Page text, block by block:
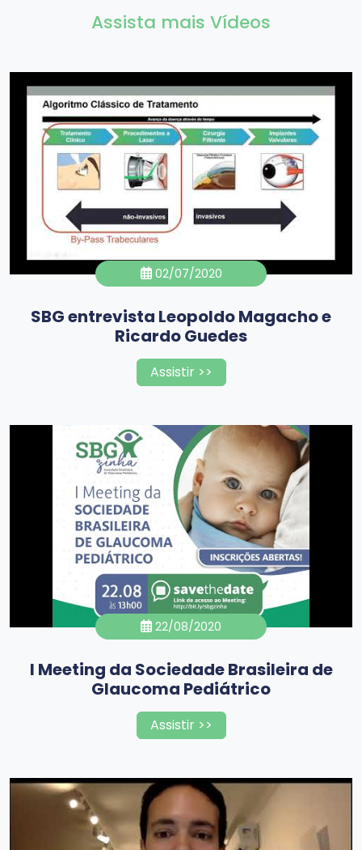
Assista mais Vídeos
02/07/2020
SBG entrevista Leopoldo Magacho e
Ricardo Guedes
Assistir >>
22/08/2020
I Meeting da Sociedade Brasileira de
Glaucoma Pediátrico
Assistir >>